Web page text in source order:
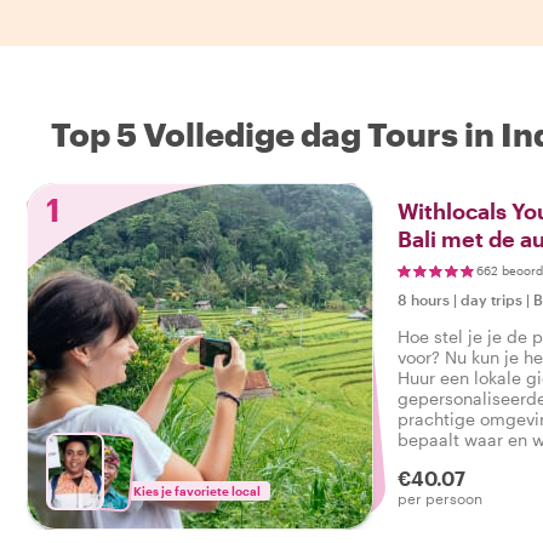
Top 5 Volledige dag Tours in
1
Kies je favoriete local
Withlocals
Bali met de
662
8 hours | day trips |
Hoe stel je je de
voor? Nu kun je
Huur een lokale
prachtige
bepaalt waar en
verborgen
keuze is aan jou!
€40.07
per persoon